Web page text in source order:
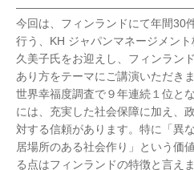
今回は、フィンランドにて年間30
行う、KH ジャパンマネージメン
久美子氏をお迎えし、フィンラン
あり方をテーマにご講演いただきま
世界幸福度調査で９年連続１位と
には、充実した社会保障に加え、
対する信頼があります。特に「異
居場所のある社会作り」という価
る点はフィンランドの特徴と言えま